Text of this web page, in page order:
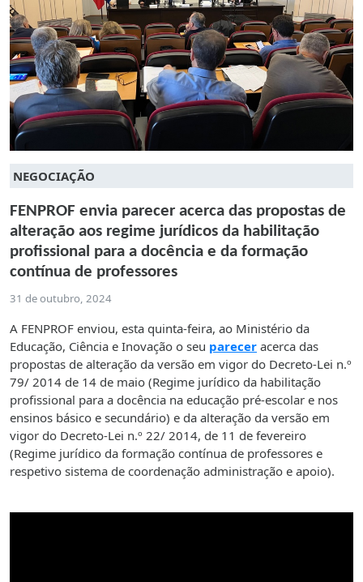
NEGOCIAÇÃO
FENPROF envia parecer acerca das propostas de
alteração aos regime jurídicos da habilitação
profissional para a docência e da formação
contínua de professores
31 de outubro, 2024
A FENPROF enviou, esta quinta-feira, ao Ministério da
Educação, Ciência e Inovação o seu parecer acerca das
propostas de alteração da versão em vigor do Decreto-Lei n.º
79/ 2014 de 14 de maio (Regime jurídico da habilitação
profissional para a docência na educação pré-escolar e nos
ensinos básico e secundário) e da alteração da versão em
vigor do Decreto-Lei n.º 22/ 2014, de 11 de fevereiro
(Regime jurídico da formação contínua de professores e
respetivo sistema de coordenação administração e apoio).